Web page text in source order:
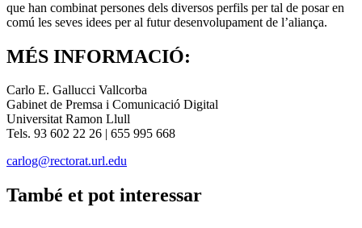
que han combinat persones dels diversos perfils per tal de posar en
comú les seves idees per al futur desenvolupament de l’aliança.
MÉS INFORMACIÓ:
Carlo E. Gallucci Vallcorba
Gabinet de Premsa i Comunicació Digital
Universitat Ramon Llull
Tels. 93 602 22 26 | 655 995 668
carlog@rectorat.url.edu
També et pot interessar